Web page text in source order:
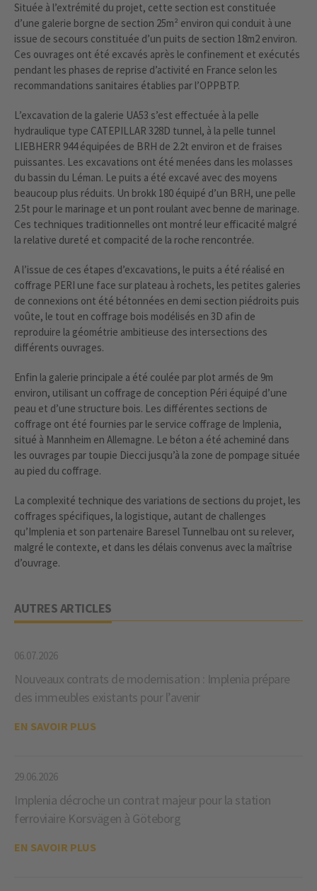
Située à l’extrémité du projet, cette section est constituée
d’une galerie borgne de section 25m² environ qui conduit à une
issue de secours constituée d’un puits de section 18m2 environ.
Ces ouvrages ont été excavés après le confinement et exécutés
pendant les phases de reprise d’activité en France selon les
recommandations sanitaires établies par l’OPPBTP.
L’excavation de la galerie UA53 s’est effectuée à la pelle
hydraulique type CATEPILLAR 328D tunnel, à la pelle tunnel
LIEBHERR 944 équipées de BRH de 2.2t environ et de fraises
puissantes. Les excavations ont été menées dans les molasses
du bassin du Léman. Le puits a été excavé avec des moyens
beaucoup plus réduits. Un brokk 180 équipé d’un BRH, une pelle
2.5t pour le marinage et un pont roulant avec benne de marinage.
Ces techniques traditionnelles ont montré leur efficacité malgré
la relative dureté et compacité de la roche rencontrée.
A l’issue de ces étapes d’excavations, le puits a été réalisé en
coffrage PERI une face sur plateau à rochets, les petites galeries
de connexions ont été bétonnées en demi section piédroits puis
voûte, le tout en coffrage bois modélisés en 3D afin de
reproduire la géométrie ambitieuse des intersections des
différents ouvrages.
Enfin la galerie principale a été coulée par plot armés de 9m
environ, utilisant un coffrage de conception Péri équipé d’une
peau et d’une structure bois. Les différentes sections de
coffrage ont été fournies par le service coffrage de Implenia,
situé à Mannheim en Allemagne. Le béton a été acheminé dans
les ouvrages par toupie Diecci jusqu’à la zone de pompage située
au pied du coffrage.
La complexité technique des variations de sections du projet, les
coffrages spécifiques, la logistique, autant de challenges
qu’Implenia et son partenaire Baresel Tunnelbau ont su relever,
malgré le contexte, et dans les délais convenus avec la maîtrise
d’ouvrage.
AUTRES ARTICLES
06.07.2026
Nouveaux contrats de modernisation : Implenia prépare
des immeubles existants pour l’avenir
EN SAVOIR PLUS
29.06.2026
Implenia décroche un contrat majeur pour la station
ferroviaire Korsvägen à Göteborg
EN SAVOIR PLUS